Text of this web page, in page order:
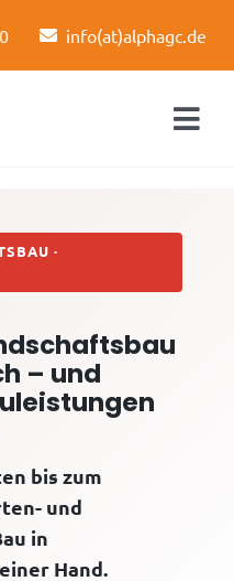
info(at)alphagc.de
·
– und
bis zum
und
in
Hand.